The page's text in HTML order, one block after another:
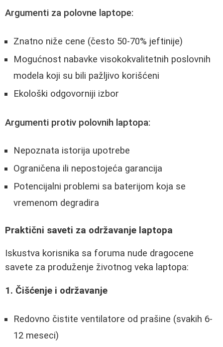
Argumenti za polovne laptope:
Znatno niže cene (često 50-70% jeftinije)
Mogućnost nabavke visokokvalitetnih poslovnih
modela koji su bili pažljivo korišćeni
Ekološki odgovorniji izbor
Argumenti protiv polovnih laptopa:
Nepoznata istorija upotrebe
Ograničena ili nepostojeća garancija
Potencijalni problemi sa baterijom koja se
vremenom degradira
Praktični saveti za održavanje laptopa
Iskustva korisnika sa foruma nude dragocene
savete za produženje životnog veka laptopa:
1. Čišćenje i održavanje
Redovno čistite ventilatore od prašine (svakih 6-
12 meseci)